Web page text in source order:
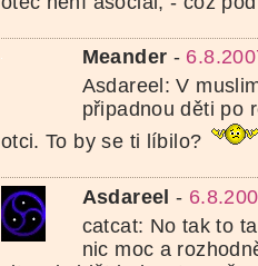
Meander -
Asdareel: V
připadnou děti po
otci. To by se ti líbilo?
Asdareel -
catcat: No tak to
nic moc a